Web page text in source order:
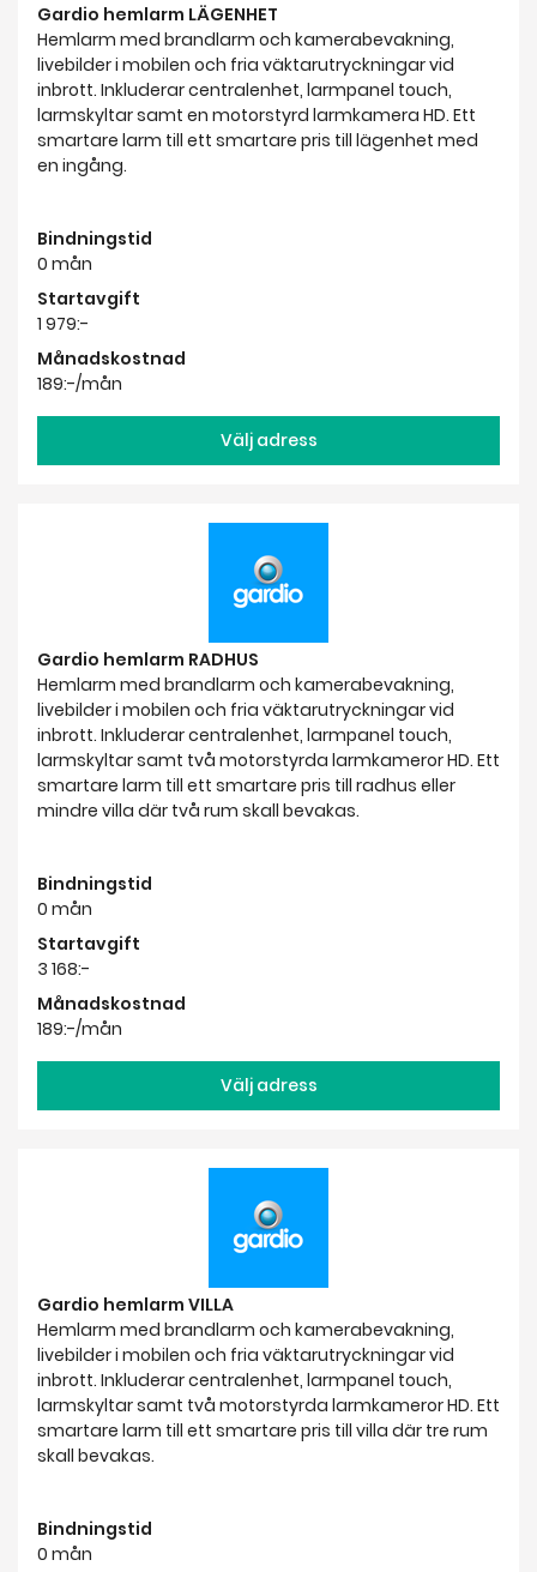
Gardio hemlarm LÄGENHET
Hemlarm med brandlarm och kamerabevakning,
livebilder i mobilen och fria väktarutryckningar vid
inbrott. Inkluderar centralenhet, larmpanel touch,
larmskyltar samt en motorstyrd larmkamera HD. Ett
smartare larm till ett smartare pris till lägenhet med
en ingång.
Bindningstid
0 mån
Startavgift
1 979:-
Månadskostnad
189:-/mån
Välj adress
Gardio hemlarm RADHUS
Hemlarm med brandlarm och kamerabevakning,
livebilder i mobilen och fria väktarutryckningar vid
inbrott. Inkluderar centralenhet, larmpanel touch,
larmskyltar samt två motorstyrda larmkameror HD. Ett
smartare larm till ett smartare pris till radhus eller
mindre villa där två rum skall bevakas.
Bindningstid
0 mån
Startavgift
3 168:-
Månadskostnad
189:-/mån
Välj adress
Gardio hemlarm VILLA
Hemlarm med brandlarm och kamerabevakning,
livebilder i mobilen och fria väktarutryckningar vid
inbrott. Inkluderar centralenhet, larmpanel touch,
larmskyltar samt två motorstyrda larmkameror HD. Ett
smartare larm till ett smartare pris till villa där tre rum
skall bevakas.
Bindningstid
0 mån